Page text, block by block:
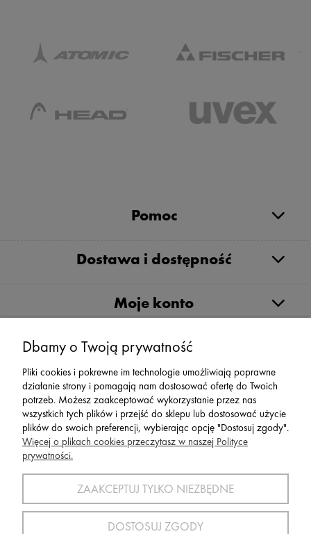
Pomoc
Dostawa i dostępność
Moje konto
Serwis
Zwroty,Reklamacje Wymiany
SPORT 2002 ||
dolnośląskie, NIP: 611-24-66-379 || E-
sport2002@onet.eutel:(75) 777 76 36
Wszelkie Prawa Zastrzeżone © 2022 Sport2002.pl
Dbamy o Twoją prywatność
Pliki cookies i pokrewne im technologie umożliwiają poprawne
działanie strony i pomagają nam dostosować ofertę do Twoich
potrzeb. Możesz zaakceptować wykorzystanie przez nas
wszystkich tych plików i przejść do sklepu lub dostosować użycie
plików do swoich preferencji, wybierając opcję "Dostosuj zgody".
Więcej o plikach cookies przeczytasz w naszej Polityce
prywatności.
ZAAKCEPTUJ TYLKO NIEZBĘDNE
DOSTOSUJ ZGODY